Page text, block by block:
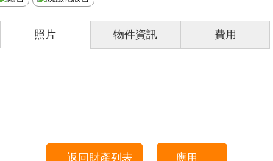
照片 物件資訊 費用
返回財產列表 應用